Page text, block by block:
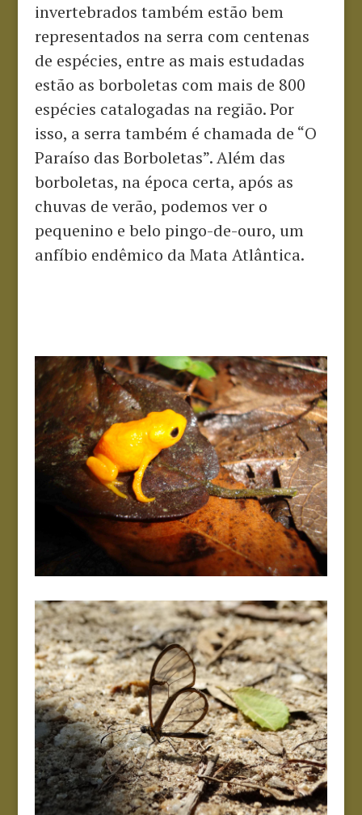
invertebrados também estão bem
representados na serra com centenas
de espécies, entre as mais estudadas
estão as borboletas com mais de 800
espécies catalogadas na região. Por
isso, a serra também é chamada de “O
Paraíso das Borboletas”. Além das
borboletas, na época certa, após as
chuvas de verão, podemos ver o
pequenino e belo pingo-de-ouro, um
anfíbio endêmico da Mata Atlântica.